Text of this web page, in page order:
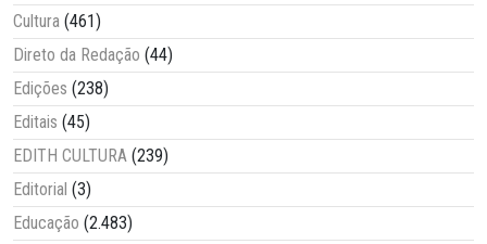
Cultura (461)
Direto da Redação (44)
Edições (238)
Editais (45)
EDITH CULTURA (239)
Editorial (3)
Educação (2.483)